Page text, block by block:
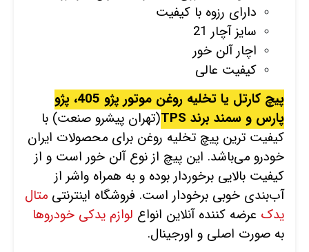
دارای رزوه با کیفیت
سایز آچار 21
اچار آلن خور
کیفیت عالی
پیچ کارتل یا تخلیه روغن موتور پژو 405، پژو
پارس و سمند برند TPS
(تهران پیشرو صنعت) با
کیفیت ترین پیچ تخلیه روغن برای محصولات ایران
خودرو می‌باشد. این پیچ از نوع آلن خور است و از
کیفیت بالایی برخوردار بوده و به همراه واشر از
آب‌بندی خوبی برخودار است. فروشگاه اینترنتی متال
یدک عرضه کننده آنلاین انواع لوازم یدکی خودروها
به صورت اصلی و اورجینال.